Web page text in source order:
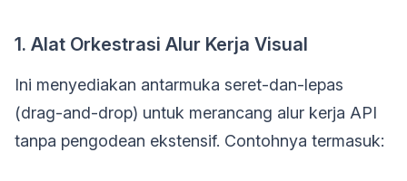
1. Alat Orkestrasi Alur Kerja Visual
Ini menyediakan antarmuka seret-dan-lepas
(drag-and-drop) untuk merancang alur kerja API
tanpa pengodean ekstensif. Contohnya termasuk: